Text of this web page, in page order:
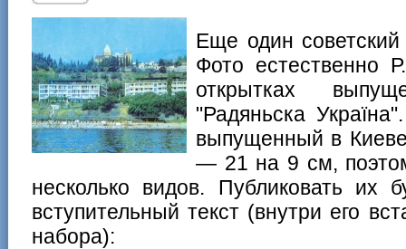
Еще один
Фото естественно
открытках
"Радяньска
выпущенный в
— 21 на 9 см,
несколько видов. Публиковать их
вступительный текст (внутри его
набора):